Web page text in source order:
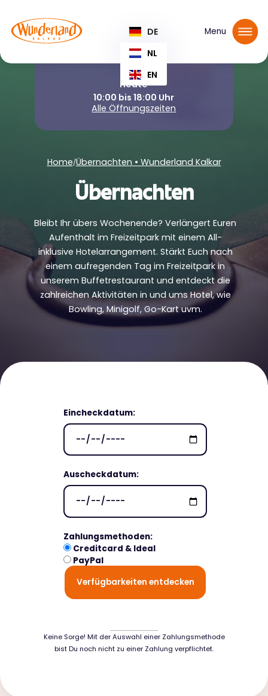
DE
NL
EN
Menu
Heute
10:00 bis 18:00 Uhr
Alle Öffnungszeiten
Tickets reservieren
Home/Übernachten • Wunderland Kalkar
Übernachten
Bleibt Ihr übers Wochenende? Verlängert Euren
Aufenthalt im Freizeitpark mit einem All-
inklusive Hotelarrangement. Stärkt Euch nach
einem aufregenden Tag im Freizeitpark in
unserem Buffetrestaurant und entdeckt die
zahlreichen Aktivitäten in und ums Hotel, wie
Bowling, Minigolf, Go-Kart uvm.
Eincheckdatum:
Auscheckdatum:
Zahlungsmethoden:
Creditcard & Ideal
PayPal
Verfügbarkeiten entdecken
Keine Sorge! Mit der Auswahl einer Zahlungsmethode
bist Du noch nicht zu einer Zahlung verpflichtet.